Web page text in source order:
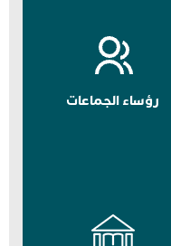
رؤساء الجماعات